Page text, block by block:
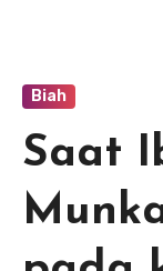
Biah
Saat